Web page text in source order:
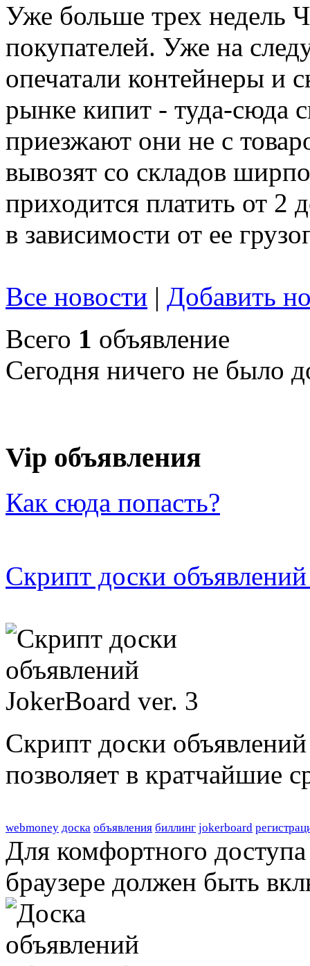
Уже больше трех недель
покупателей. Уже на
опечатали контейнеры и
рынке кипит - туда-сюда
приезжают они не с
вывозят со складов
приходится платить от 2
в зависимости от ее
Все новости | Добавить
Всего 1 объявление
Сегодня ничего не было
Vip объявления
Как сюда попасть?
Скрипт доски
Скрипт доски
позволяет в кратчайшие
webmoney доска объявления биллинг jokerboard
Для комфортного
браузере должен быть